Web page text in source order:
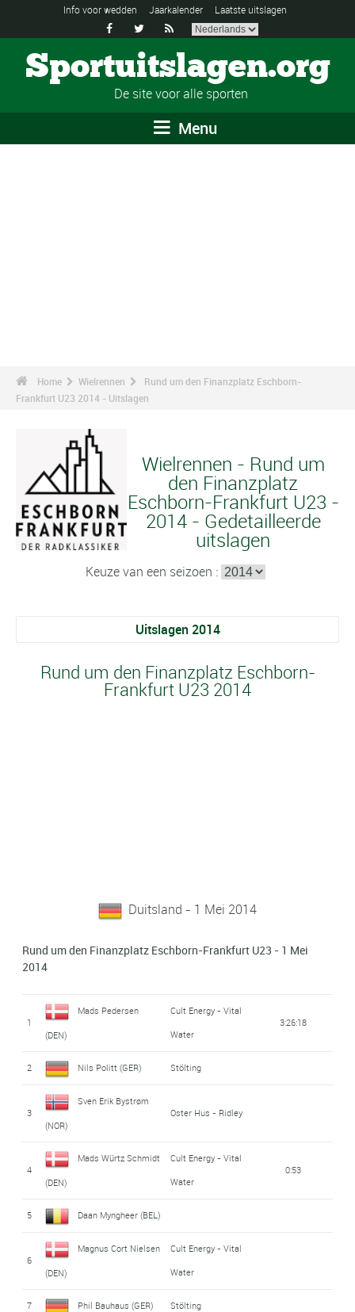
Info voor wedden Jaarkalender Laatste uitslagen
  
Sportuitslagen.org
De site voor alle sporten
Menu
Home Wielrennen
Rund um den Finanzplatz Eschborn-
Frankfurt U23 2014 - Uitslagen
Wielrennen - Rund um
den Finanzplatz
Eschborn-Frankfurt U23 -
2014 - Gedetailleerde
uitslagen
Keuze van een seizoen :
Uitslagen 2014
Rund um den Finanzplatz Eschborn-
Frankfurt U23 2014
Duitsland - 1 Mei 2014
Rund um den Finanzplatz Eschborn-Frankfurt U23 - 1 Mei
2014
1
Mads Pedersen
(DEN)
Cult Energy - Vital
Water
3:26:18
2 Nils Politt (GER) Stölting
3
Sven Erik Bystrøm
(NOR)
Oster Hus - Ridley
4
Mads Würtz Schmidt
(DEN)
Cult Energy - Vital
Water
0:53
5 Daan Myngheer (BEL)
6
Magnus Cort Nielsen
(DEN)
Cult Energy - Vital
Water
7 Phil Bauhaus (GER) Stölting